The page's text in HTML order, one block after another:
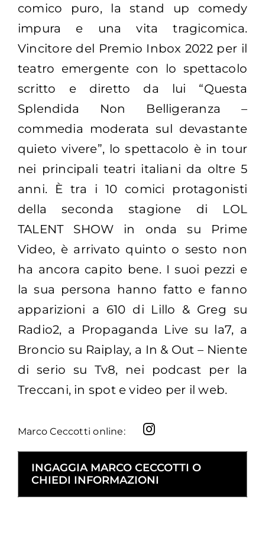
comico puro, la stand up comedy
impura e una vita tragicomica.
Vincitore del Premio Inbox 2022 per il
teatro emergente con lo spettacolo
scritto e diretto da lui “Questa
Splendida Non Belligeranza –
commedia moderata sul devastante
quieto vivere”, lo spettacolo è in tour
nei principali teatri italiani da oltre 5
anni. È tra i 10 comici protagonisti
della seconda stagione di LOL
TALENT SHOW in onda su Prime
Video, è arrivato quinto o sesto non
ha ancora capito bene. I suoi pezzi e
la sua persona hanno fatto e fanno
apparizioni a 610 di Lillo & Greg su
Radio2, a Propaganda Live su la7, a
Broncio su Raiplay, a In & Out – Niente
di serio su Tv8, nei podcast per la
Treccani, in spot e video per il web.
Marco Ceccotti online:
INGAGGIA MARCO CECCOTTI O
CHIEDI INFORMAZIONI